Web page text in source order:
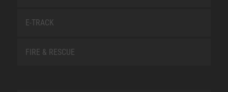
E-TRACK
FIRE & RESCUE